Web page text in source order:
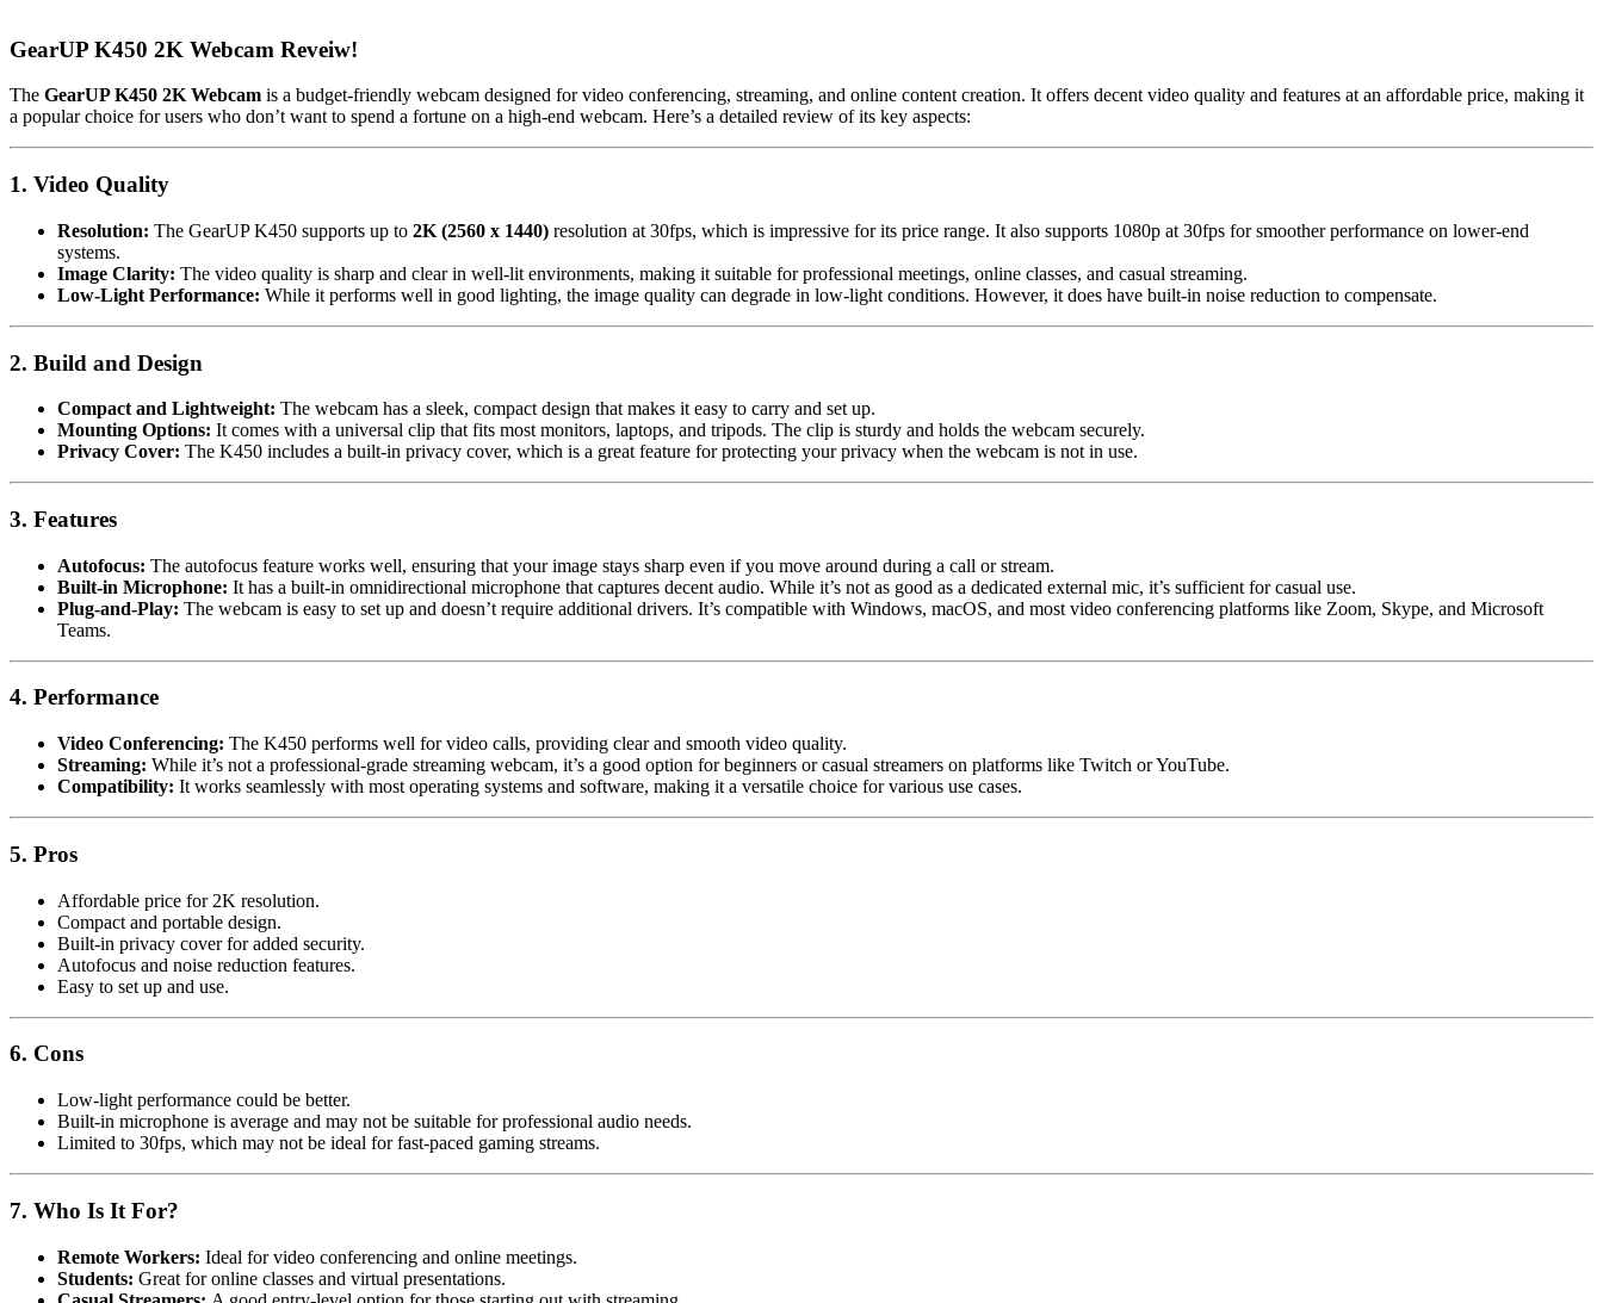
GearUP K450 2K Webcam Reveiw!
The GearUP K450 2K Webcam is a budget-friendly webcam designed for video conferencing, streaming, and online content creation. It offers decent video quality and features at an affordable price, making it
a popular choice for users who don’t want to spend a fortune on a high-end webcam. Here’s a detailed review of its key aspects:
1. Video Quality
Resolution: The GearUP K450 supports up to 2K (2560 x 1440) resolution at 30fps, which is impressive for its price range. It also supports 1080p at 30fps for smoother performance on lower-end
systems.
Image Clarity: The video quality is sharp and clear in well-lit environments, making it suitable for professional meetings, online classes, and casual streaming.
Low-Light Performance: While it performs well in good lighting, the image quality can degrade in low-light conditions. However, it does have built-in noise reduction to compensate.
2. Build and Design
Compact and Lightweight: The webcam has a sleek, compact design that makes it easy to carry and set up.
Mounting Options: It comes with a universal clip that fits most monitors, laptops, and tripods. The clip is sturdy and holds the webcam securely.
Privacy Cover: The K450 includes a built-in privacy cover, which is a great feature for protecting your privacy when the webcam is not in use.
3. Features
Autofocus: The autofocus feature works well, ensuring that your image stays sharp even if you move around during a call or stream.
Built-in Microphone: It has a built-in omnidirectional microphone that captures decent audio. While it’s not as good as a dedicated external mic, it’s sufficient for casual use.
Plug-and-Play: The webcam is easy to set up and doesn’t require additional drivers. It’s compatible with Windows, macOS, and most video conferencing platforms like Zoom, Skype, and Microsoft
Teams.
4. Performance
Video Conferencing: The K450 performs well for video calls, providing clear and smooth video quality.
Streaming: While it’s not a professional-grade streaming webcam, it’s a good option for beginners or casual streamers on platforms like Twitch or YouTube.
Compatibility: It works seamlessly with most operating systems and software, making it a versatile choice for various use cases.
5. Pros
Affordable price for 2K resolution.
Compact and portable design.
Built-in privacy cover for added security.
Autofocus and noise reduction features.
Easy to set up and use.
6. Cons
Low-light performance could be better.
Built-in microphone is average and may not be suitable for professional audio needs.
Limited to 30fps, which may not be ideal for fast-paced gaming streams.
7. Who Is It For?
Remote Workers: Ideal for video conferencing and online meetings.
Students: Great for online classes and virtual presentations.